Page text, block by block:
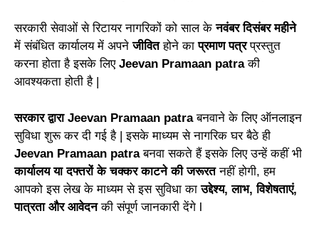
सरकारी सेवाओं से रिटायर नागरिकों को साल केनवंबर दिसंबर महीने
में संबंधित कार्यालय में अपनेजीवितहोने काप्रमाण पत्रप्रस्तुत
करना होता है इसकेलिए Jeevan Pramaan patra की
आवश्यकता होती है |
सरकार द्वाराJeevan Pramaan patraबनवानेके लिए ऑनलाइन
सुविधा शुरू कर दी गईहै| इसके माध्यम से नागरिक घर बैठे ही
Jeevan Pramaan patraबनवा सकते हैं इसके लिए उन्हें कहीं भी
कार्यालय या दफ्तरों के चक्कर काटने की जरूरतनहीं होगी, हम
आपको इस लेख के माध्यम से इस सुविधा काउद्देश्य, लाभ, विशेषताएं,
पात्रता और आवेदनकी संपूर्ण जानकारी देंगे l